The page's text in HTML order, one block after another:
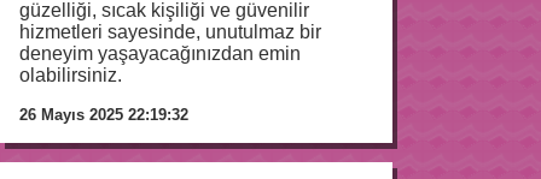
güzelliği, sıcak kişiliği ve güvenilir
hizmetleri sayesinde, unutulmaz bir
deneyim yaşayacağınızdan emin
olabilirsiniz.
26 Mayıs 2025 22:19:32